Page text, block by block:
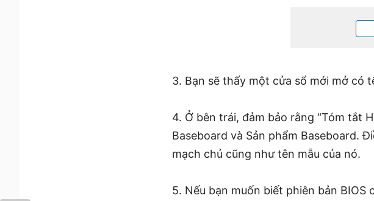
3. Bạn sẽ thấy một cửa sổ mới mở có
4. Ở bên trái, đảm bảo rằng “Tóm tắt
Baseboard và Sản phẩm Baseboard.
mạch chủ cũng như tên mẫu của nó.
5. Nếu bạn muốn biết phiên bản